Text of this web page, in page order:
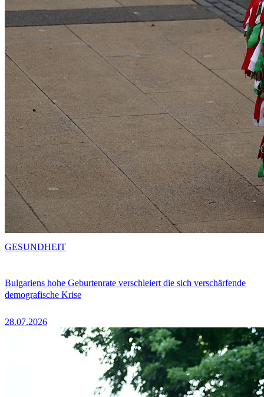
Bulgariens hohe Geburtenrate verschleiert die sich verschärfende
demografische Krise
28.07.2026
GESUNDHEIT